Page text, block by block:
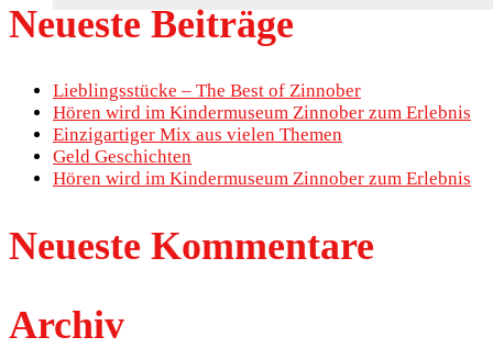
Neueste Beiträge
Lieblingsstücke – The Best of Zinnober
Hören wird im Kindermuseum Zinnober zum Erlebnis
Einzigartiger Mix aus vielen Themen
Geld Geschichten
Hören wird im Kindermuseum Zinnober zum Erlebnis
Neueste Kommentare
Archiv